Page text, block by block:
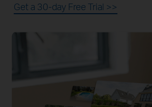
Get a 30-day Free Trial >>